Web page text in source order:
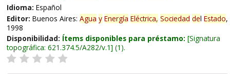
Idioma: Español
Editor: Buenos Aires: Agua y Energía Eléctrica, Sociedad del Estado,
1998
Disponibilidad: Ítems disponibles para préstamo: Signatura
topográfica: 621.374.5/A282/v.1 (1).